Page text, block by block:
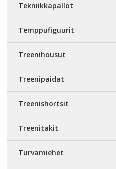
Tekniikkapallot
Temppufiguurit
Treenihousut
Treenipaidat
Treenishortsit
Treenitakit
Turvamiehet